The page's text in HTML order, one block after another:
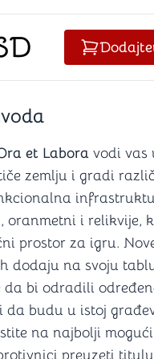
Podloge
Zaštite
Kockice
Kutijice
u desno
Dodajte
et Labora vodi vas
zemlju i gradi
oranmetni i relikvije,
prostor za igru.
dodaju na svoju
bi odradili
da budu u istoj
na najbolji
preuzeti